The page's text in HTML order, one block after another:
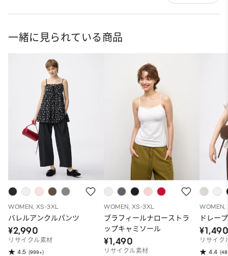
一緒に見られている商品
WOMEN, XS-3XL
バレルアンクルパンツ
¥2,990
リサイクル素材
4.5 (999+)
WOMEN, XS-3XL
ブラフィールナローストラ
ップキャミソール
¥1,490
リサイクル素材
WOMEN,
ドレー
リサイク
4.4